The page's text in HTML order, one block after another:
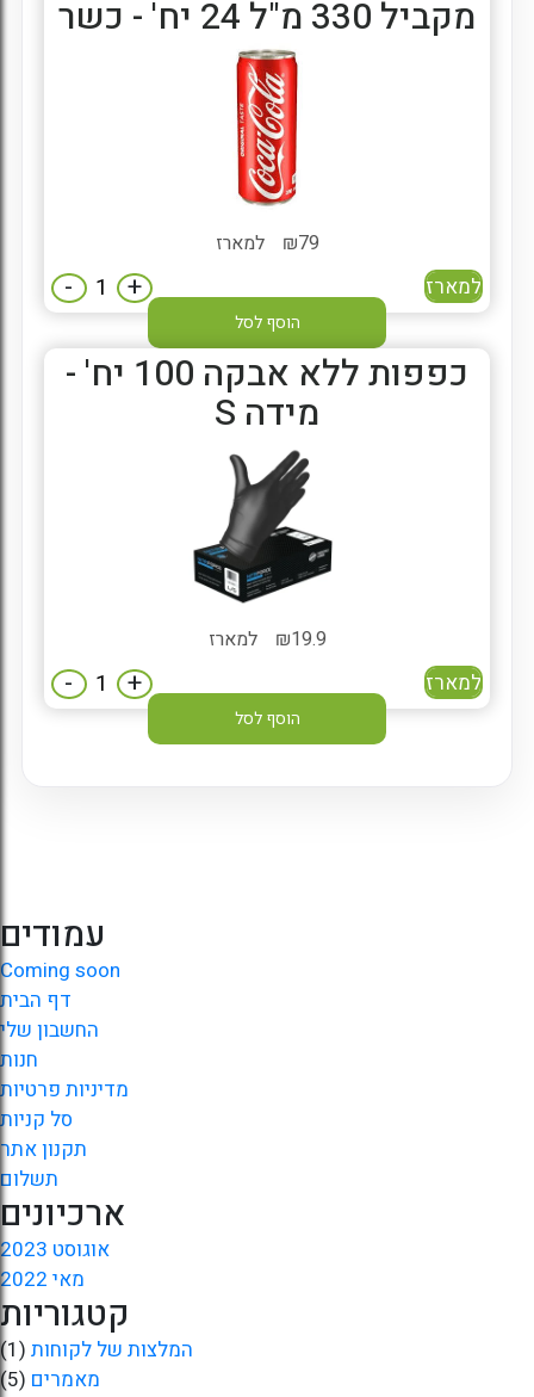
מקביל 330 מ"ל 24 יח' - כשר
79
₪ למארז
למארז +
-
הוסף לסל
כפפות ללא אבקה 100 יח' -
מידה S
19.9
₪ למארז
למארז +
-
הוסף לסל
עמודים
Coming soon
דף הבית
החשבון שלי
חנות
מדיניות פרטיות
סל קניות
תקנון אתר
תשלום
ארכיונים
אוגוסט 2023
מאי 2022
קטגוריות
המלצות של לקוחות (1)
מאמרים (5)